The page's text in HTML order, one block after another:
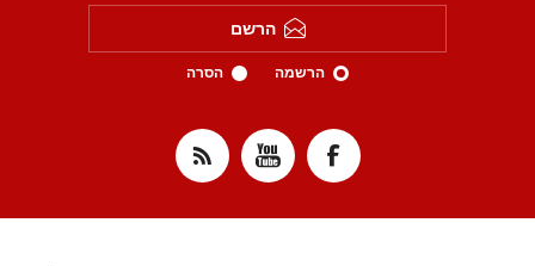
הרשם
הרשמה הסרה